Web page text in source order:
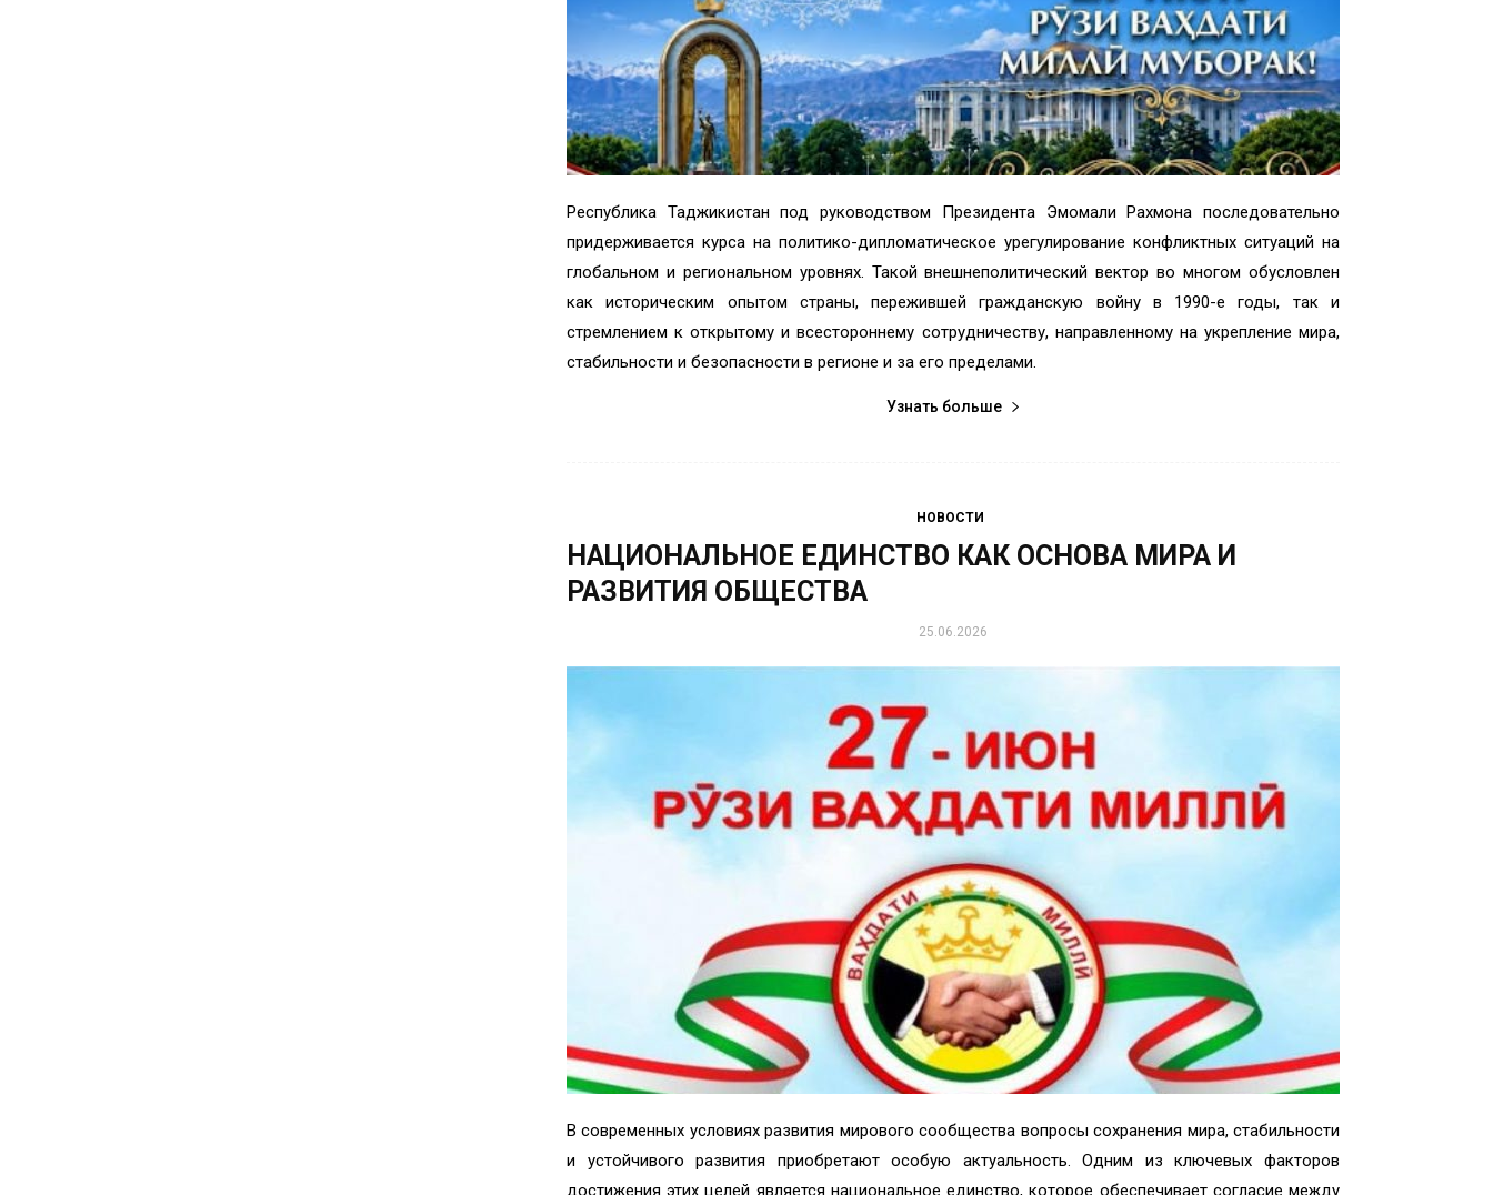
Республика Таджикистан под руководством Президента Эмомали Рахмона последовательно
придерживается курса на политико-дипломатическое урегулирование конфликтных ситуаций на
глобальном и региональном уровнях. Такой внешнеполитический вектор во многом обусловлен
как историческим опытом страны, пережившей гражданскую войну в 1990-е годы, так и
стремлением к открытому и всестороннему сотрудничеству, направленному на укрепление мира,
стабильности и безопасности в регионе и за его пределами.
Узнать больше
НОВОСТИ
НАЦИОНАЛЬНОЕ ЕДИНСТВО КАК ОСНОВА МИРА И
РАЗВИТИЯ ОБЩЕСТВА
25.06.2026
В современных условиях развития мирового сообщества вопросы сохранения мира, стабильности
и устойчивого развития приобретают особую актуальность. Одним из ключевых факторов
достижения этих целей является национальное единство, которое обеспечивает согласие между